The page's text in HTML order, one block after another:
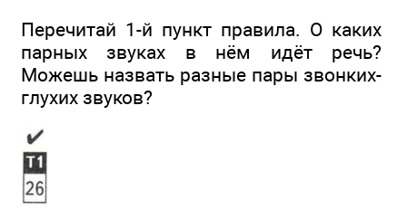
Перечитай 1-й пункт правила. О каких
парных звуках в нём идёт речь?
Можешь назвать разные пары звонких-
глухих звуков?